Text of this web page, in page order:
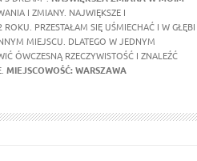
I ZMIANY. NAJWIĘKSZE I
PRZESTAŁAM SIĘ UŚMIECHAĆ I W GŁĘBI
MIEJSCU. DLATEGO W JEDNYM
ÓWCZESNĄ RZECZYWISTOŚĆ I ZNALEŹĆ
MIEJSCOWOŚĆ: WARSZAWA